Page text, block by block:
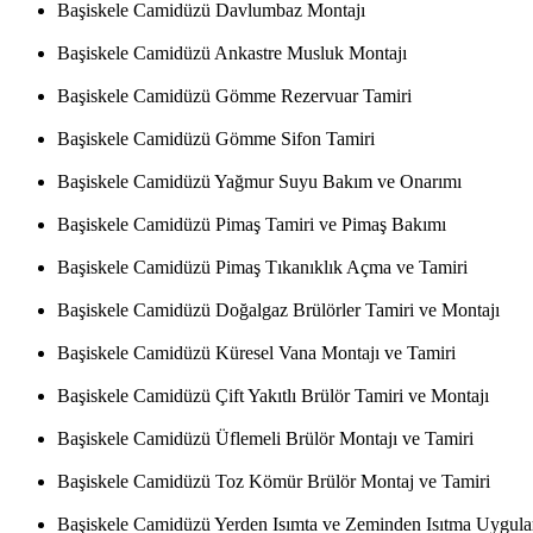
Başiskele Camidüzü Davlumbaz Montajı
Başiskele Camidüzü Ankastre Musluk Montajı
Başiskele Camidüzü Gömme Rezervuar Tamiri
Başiskele Camidüzü Gömme Sifon Tamiri
Başiskele Camidüzü Yağmur Suyu Bakım ve Onarımı
Başiskele Camidüzü Pimaş Tamiri ve Pimaş Bakımı
Başiskele Camidüzü Pimaş Tıkanıklık Açma ve Tamiri
Başiskele Camidüzü Doğalgaz Brülörler Tamiri ve Montajı
Başiskele Camidüzü Küresel Vana Montajı ve Tamiri
Başiskele Camidüzü Çift Yakıtlı Brülör Tamiri ve Montajı
Başiskele Camidüzü Üflemeli Brülör Montajı ve Tamiri
Başiskele Camidüzü Toz Kömür Brülör Montaj ve Tamiri
Başiskele Camidüzü Yerden Isımta ve Zeminden Isıtma